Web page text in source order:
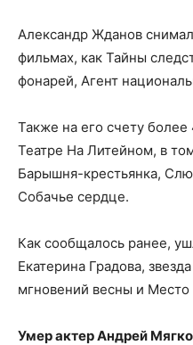
Александр Жданов
фильмах, как Тайны
фонарей, Агент
Также на его счету
Театре На Литейном, в
Барышня-крестьянка,
Собачье сердце.
Как сообщалось ранее,
Екатерина Градова,
мгновений весны и Место
Умер актер Андрей